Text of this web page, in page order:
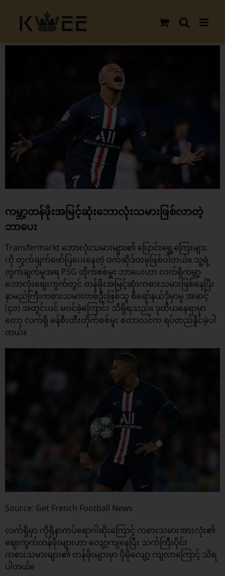
content
ကမ္ဘာ့တန်ဖိုးအမြင့်ဆုံးဘောလုံးသမားဖြစ်လာတဲ့
ဘာပေး
Transfermarkt ဘောလုံးသမားများ၏ ပြောင်းရွှေ့ကြေးများ
ကို တွက်ချက်ဖော်ပြပေးနေတဲ့ ဝက်ဆိုဒ်တခုဖြစ်ပါတယ်။ သူ့ရဲ့
တွက်ချက်မူအရ PSG တိုက်စစ်မှူး ဘာပေးဟာ လက်ရှိကမ္ဘာ့
ဘောလုံးဈေးကွက်တွင် တန်ဖိုးအမြင့်ဆုံးကစားသမားဖြစ်နေပြီး
နာမည်ကြီးကစားသမားတစ်ဦးဖြစ်သူ စီရော်နယ်ဒိုမှာမူ အဆင့်
(၄၀) အတွင်းပင် မဝင်ခဲ့ကြောင်း သိရှိရသည်။ ဒုတိယနေရာမှာ
တော့ လက်ရှိ မန်စီးတီးတိုက်စစ်မူး စတာလင်က ရပ်တည်နိူင်ခဲ့ပါ
တယ်။
Source: Get French Football News
လက်ရှိမှာ ကိုရိုနာကပ်ရောဂါဆိုးကြောင့် ကစားသမားအားလုံး၏
ဈေးကွက်တန်ဖိုးများဟာ လျော့ကျနေပြီး သက်ကြီးပိုင်း
ကစားသမားများ၏ တန်ဖိုးများမှာ ပိုမိုလျော့ ကျလာကြောင့် သိရ
ပါတယ်။